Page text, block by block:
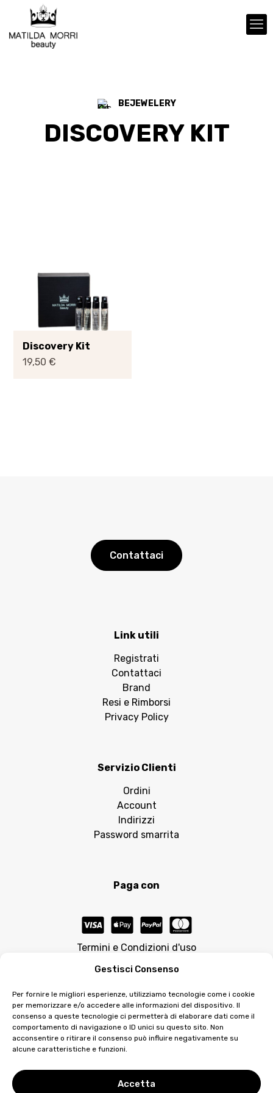
Gestisci Consenso
Per fornire le migliori esperienze, utilizziamo tecnologie come i cookie
per memorizzare e/o accedere alle informazioni del dispositivo. Il
consenso a queste tecnologie ci permetterà di elaborare dati come il
comportamento di navigazione o ID unici su questo sito. Non
acconsentire o ritirare il consenso può influire negativamente su
alcune caratteristiche e funzioni.
Accetta
BEJEWELERY
DISCOVERY KIT
Discovery Kit
19,50€
Contattaci
Link utili
Registrati
Contattaci
Brand
Resi e Rimborsi
Privacy Policy
Servizio Clienti
Ordini
Account
Indirizzi
Password smarrita
Paga con
Termini e Condizioni d'uso
© 2026 Matilda Morri Beauty è prodotto su licenza da
Vieffe Noselab Srl e-mail: info@vieffenoselab.com
commerciale@matildamorribeauty.it | P.IVA: 03739800401